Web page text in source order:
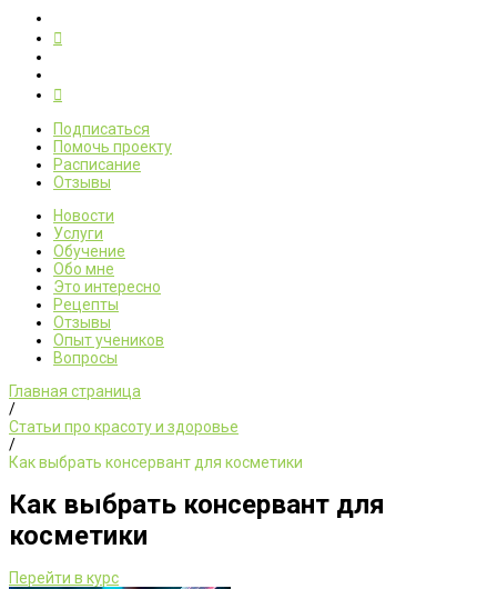
Подписаться
Помочь проекту
Расписание
Отзывы
Новости
Услуги
Обучение
Обо мне
Это интересно
Рецепты
Отзывы
Опыт учеников
Вопросы
Главная страница
/
Статьи про красоту и здоровье
/
Как выбрать консервант для косметики
Как выбрать консервант для
косметики
Перейти в курс